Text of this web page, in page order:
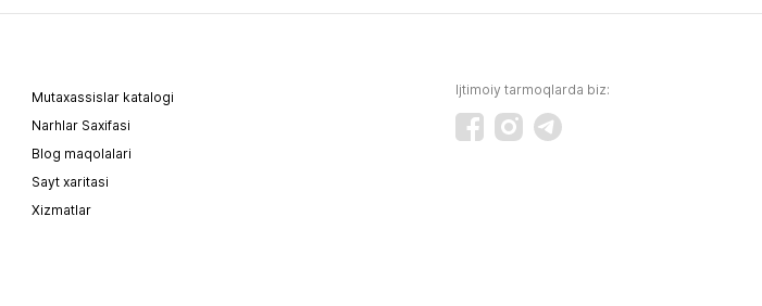
Mutaxassislar katalogi
Narhlar Saxifasi
Blog maqolalari
Sayt xaritasi
Xizmatlar
Ijtimoiy tarmoqlarda biz: